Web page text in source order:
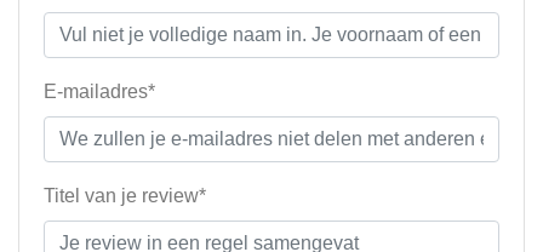
E-mailadres*
Titel van je review*